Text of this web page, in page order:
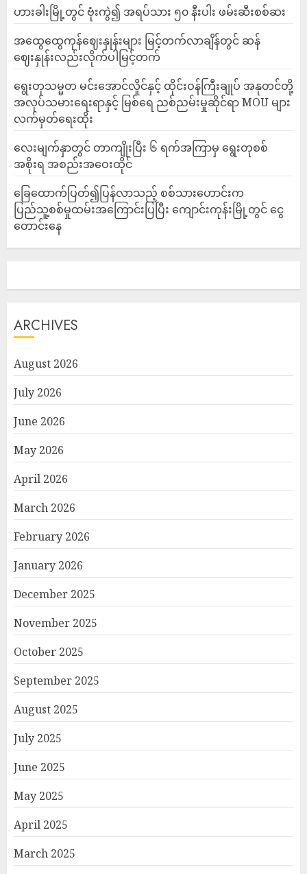
ဟားခါးမြို့တွင် ဗုံးကွဲ၍ အရပ်သား ၅၀ နီးပါး ဖမ်းဆီးစစ်ဆး
အထွေထွေကုန်ဈေးနှုန်းများ မြင့်တက်လာချိန်တွင် ဆန်
ဈေးနှုန်းလည်းလိုက်ပါမြင့်တက်
ရွေးတုသမ္မတ မင်းအောင်လှိုင်နှင့် ထိုင်းဝန်ကြီးချုပ် အနုတင်တို့
အလုပ်သမားရေးရာနှင့် မြစ်ရေ ညစ်ညမ်းမှုဆိုင်ရာ MOU များ
လက်မှတ်ရေးထိုး
လေးမျက်နှာတွင် တာကျိုးပြီး ၆ ရက်အကြာမှ ရွေးတုစစ်
အစိုးရ အစည်းအဝေးထိုင်
ခြေထောက်ပြတ်၍ပြန်လာသည့် စစ်သားဟောင်းက
ပြည်သူ့စစ်မှုထမ်းအကြောင်းပြပြီး ကျောင်းကုန်းမြို့တွင် ငွေ
တောင်းနေ
ARCHIVES
August 2026
July 2026
June 2026
May 2026
April 2026
March 2026
February 2026
January 2026
December 2025
November 2025
October 2025
September 2025
August 2025
July 2025
June 2025
May 2025
April 2025
March 2025